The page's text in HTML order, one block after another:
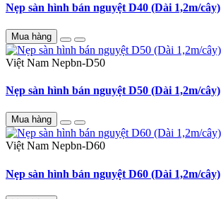
Nẹp sàn hình bán nguyệt D40 (Dài 1,2m/cây)
Mua hàng
Việt Nam Nepbn-D50
Nẹp sàn hình bán nguyệt D50 (Dài 1,2m/cây)
Mua hàng
Việt Nam Nepbn-D60
Nẹp sàn hình bán nguyệt D60 (Dài 1,2m/cây)